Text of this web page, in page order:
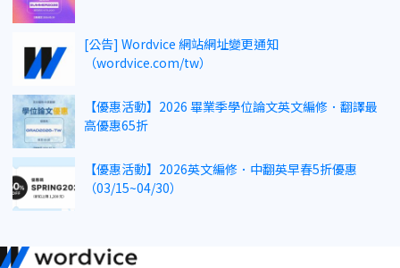
[公告] Wordvice 網站網址變更通知
（wordvice.com/tw）
【優惠活動】2026 畢業季學位論文英文編修．翻譯最
高優惠65折
【優惠活動】2026英文編修．中翻英早春5折優惠
（03/15~04/30）